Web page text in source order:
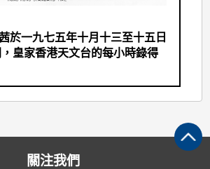
於一九七五年十月十三至十五日
皇家香港天文台的每小時錄得
關注我們